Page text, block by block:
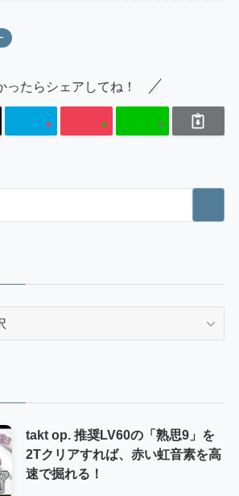
ったらシェアしてね！
takt op. 推奨LV60の「熟思9」を
2Tクリアすれば、赤い虹音素を高
速で掘れる！